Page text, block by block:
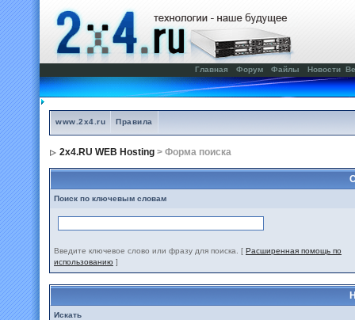
Главная Форум Файлы Новости
www.2x4.ru Правила
2x4.RU WEB Hosting > Форма поиска
Поиск по ключевым словам
Введите ключевое слово или фразу для поиска. [ Расширенная помощь по
использованию ]
Искать